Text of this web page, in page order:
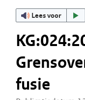
Lees voor
fusie